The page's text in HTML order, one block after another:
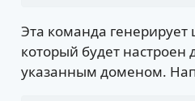
Эта команда
который будет настроен
указанным доменом.